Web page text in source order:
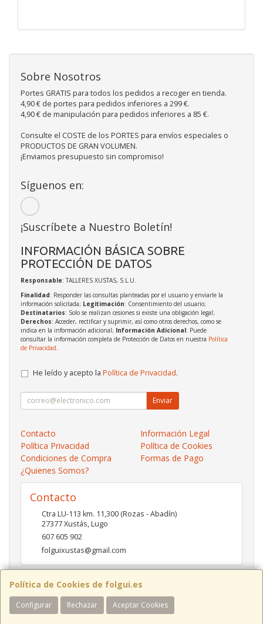
Política de Cookies de folgui.es
Configurar Rechazar Aceptar Cookies
Sobre Nosotros
Portes GRATIS para todos los pedidos a recoger en tienda.
4,90 € de portes para pedidos inferiores a 299 €.
4,90 € de manipulación para pedidos inferiores a 85 €.
Consulte el COSTE de los PORTES para envíos especiales o
PRODUCTOS DE GRAN VOLUMEN.
¡Enviamos presupuesto sin compromiso!
Síguenos en:
¡Suscríbete a Nuestro Boletín!
INFORMACIÓN BÁSICA SOBRE
PROTECCIÓN DE DATOS
Responsable: TALLERES XUSTAS, S.L.U.
Finalidad: Responder las consultas planteadas por el usuario y enviarle la
información solicitada; Legitimación: Consentimiento del usuario;
Destinatarios: Solo se realizan cesiones si existe una obligación legal;
Derechos: Acceder, rectificar y suprimir, así como otros derechos, como se
indica en la información adicional; Información Adicional: Puede
consultar la información completa de Protección de Datos en nuestra Política
de Privacidad
He leído y acepto la Política de Privacidad.
Enviar
Contacto
Información Legal
Política Privacidad
Política de Cookies
Condiciones de Compra
Formas de Pago
¿Quienes Somos?
Contacto
Ctra LU-113 km. 11,300 (Rozas - Abadín)
27377Xustás,Lugo
607 605 902
folguixustas@gmail.com
Horario
Lunes a viernes de 10:00 a 14:00 y de 16:00 a 20:00.
Sábados de 10:00 a 14:00 y de 16:00 a 19:00